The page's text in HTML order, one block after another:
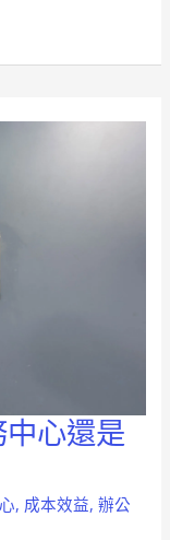
心還是
, 成本效益,辦公